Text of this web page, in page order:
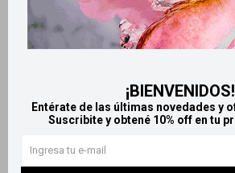
¡BIENVENIDOS!
Entérate de las últimas novedades y
Suscribite y obtené 10% off en tu
LlegaMAÑANA
MAÑANA
esmalte semipermanente
150 ml
299